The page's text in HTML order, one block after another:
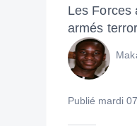
Les Forces
armés
Publié mardi